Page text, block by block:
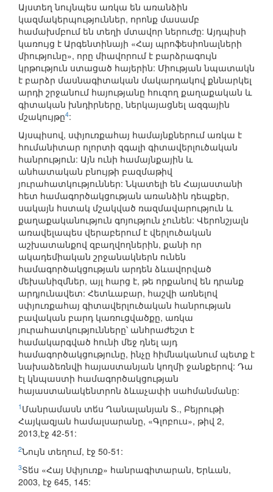
Այստեղ նույնպես առկա են առանձին
կազմակերպություններ, որոնք մասամբ
համախմբում են տեղի մտավոր ներուժը: Այդպիսի
կառույց է Արգենտինայի «Հայ պրոֆեսիոնալների
միությունը», որը միավորում է բարձրագույն
կրթություն ստացած հայերին: Միության նպատակն
է բարձր մասնագիտական մակարդակով քննարկել
արդի շրջանում հայությանը հուզող քաղաքական և
գիտական խնդիրները, ներկայացնել ազգային
մշակույթը4:
Այսպիսով, սփյուռքահայ համայնքներում առկա է
հումանիտար ոլորտի զգալի գիտավերլուծական
հանրություն: Այն ունի համայնքային և
անհատական բնույթի բազմաթիվ
յուրահատկություններ: Նկատելի են Հայաստանի
հետ համագործակցության առանձին դեպքեր,
սակայն հստակ մշակված ռազմավարություն և
քաղաքականություն գոյություն չունեն: Վերոնշյալն
առավելապես վերաբերում է վերլուծական
աշխատանքով զբաղվողներին, քանի որ
ակադեմիական շրջանակներն ունեն
համագործակցության արդեն ձևավորված
մեխանիզմներ, այլ հարց է, թե որքանով են դրանք
արդյունավետ: Հետևաբար, հաշվի առնելով
սփյուռքահայ գիտավերլուծական հանրության
բավական բարդ կառուցվածքը, առկա
յուրահատկությունները՝ անհրաժեշտ է
համակարգված հունի մեջ դնել այդ
համագործակցությունը, ինչը հիմնականում պետք է
նախաձեռնվի հայաստանյան կողմի ջանքերով: Դա
էլ կնպաստի համագործակցության
հայաստանակենտրոն ձևաչափի սահմանմանը:
1 Մանրամասն տե́ս Ղանալանյան Տ., Բեյրութի
Հայկազյան համալսարանը, «Գլոբուս», թիվ 2,
2013,էջ 42-51:
2Նույն տեղում, էջ 50-51:
3Տե́ս «Հայ Սփյուռք» հանրագիտարան, Երևան,
2003, էջ 645, 145: